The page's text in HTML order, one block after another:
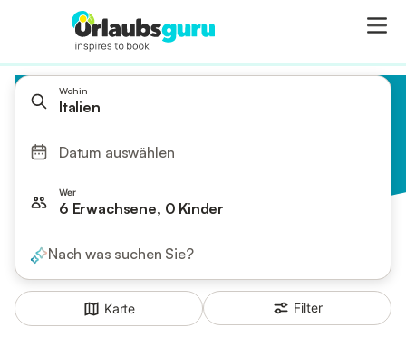
Wohin
Italien
Datum auswählen
Wer
6 Erwachsene, 0 Kinder
Nach was suchen Sie?
Karte Filter